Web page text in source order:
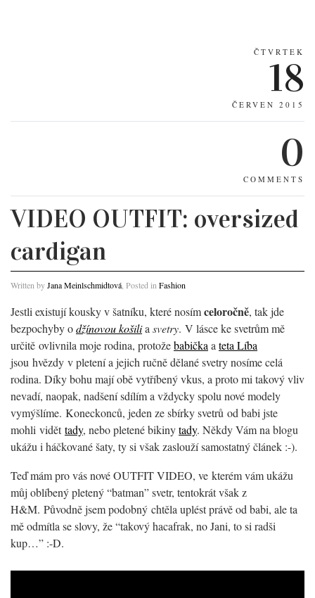
ČTVRTEK
18
ČERVEN 2015
0
COMMENTS
VIDEO OUTFIT: oversized
cardigan
Written byJana Meinlschmidtová , Posted in Fashion
Jestli existují kousky v šatníku, které nosímceloročně, tak jde
bezpochyby odžínovou košilia svetry. V lásce ke svetrům mě
určitě ovlivnila moje rodina, protožebabička a teta Líba
jsou hvězdy v pletení a jejich ručně dělané svetry nosíme celá
rodina. Díky bohu mají obě vytříbený vkus, a proto mi takový vliv
nevadí, naopak, nadšení sdílím a vždycky spolu nové modely
vymýšlíme. Koneckonců, jeden ze sbírky svetrů od babi jste
mohli viděttady, nebo pletené bikinytady. Někdy Vám na blogu
ukážu i háčkované šaty, ty si však zaslouží samostatný článek :-).
Teď mám pro vás nové OUTFIT VIDEO, ve kterém vám ukážu
můj oblíbený pletený “batman” svetr, tentokrát však z
H&M. Původně jsem podobný chtěla uplést právě od babi, ale ta
mě odmítla se slovy, že “takový hacafrak, no Jani, to si radši
kup…” :-D.